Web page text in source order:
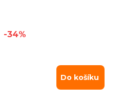
-34%
Do košíku